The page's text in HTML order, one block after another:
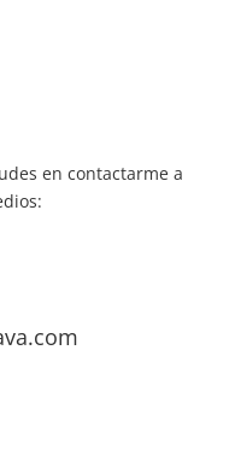
en contactarme a